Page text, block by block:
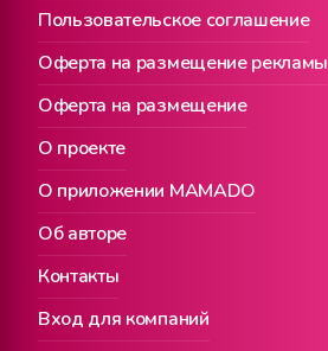
О проекте
Вход для компаний
Пользовательское соглашение
О приложении MAMADO
Оферта на размещение рекламы
Об авторе
Оферта на размещение
Контакты